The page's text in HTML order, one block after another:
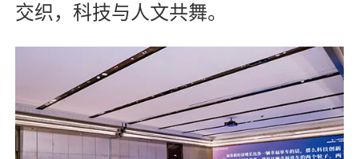
交织，科技与人文共舞。